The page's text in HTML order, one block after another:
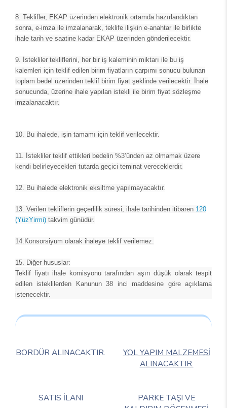
8. Teklifler, EKAP üzerinden elektronik ortamda hazırlandıktan
sonra, e-imza ile imzalanarak, teklife ilişkin e-anahtar ile birlikte
ihale tarih ve saatine kadar EKAP üzerinden gönderilecektir.
9. İstekliler tekliflerini, her bir iş kaleminin miktarı ile bu iş
kalemleri için teklif edilen birim fiyatların çarpımı sonucu bulunan
toplam bedel üzerinden teklif birim fiyat şeklinde verilecektir. İhale
sonucunda, üzerine ihale yapılan istekli ile birim fiyat sözleşme
imzalanacaktır.
10. Bu ihalede, işin tamamı için teklif verilecektir.
11. İstekliler teklif ettikleri bedelin %3’ünden az olmamak üzere
kendi belirleyecekleri tutarda geçici teminat vereceklerdir.
12. Bu ihalede elektronik eksiltme yapılmayacaktır.
13. Verilen tekliflerin geçerlilik süresi, ihale tarihinden itibaren 120
(YüzYirmi) takvim günüdür.
14. Konsorsiyum olarak ihaleye teklif verilemez.
15. Diğer hususlar:
Teklif fiyatı ihale komisyonu tarafından aşırı düşük olarak tespit
edilen isteklilerden Kanunun 38 inci maddesine göre açıklama
istenecektir.
BORDÜR ALINACAKTIR.
YOL YAPIM MALZEMESİ
ALINACAKTIR.
SATIS İLANI
PARKE TAŞI VE